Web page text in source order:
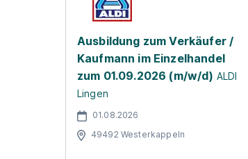
Ausbildung zum Verkäufer /
Kaufmann im Einzelhandel
zum 01.09.2026 (m/w/d) ALDI
Lingen
01.08.2026
49492 Westerkappeln